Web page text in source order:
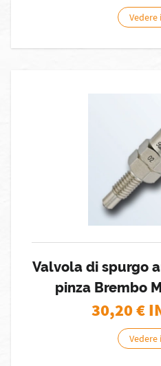
Vedere
Valvola di spurgo
pinza Brembo
30,20€
Vedere